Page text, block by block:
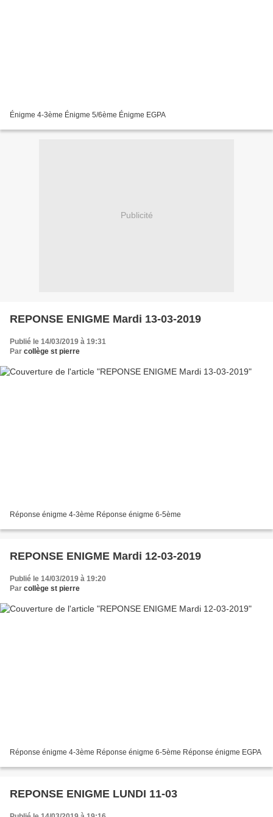
Énigme 4-3ème Énigme 5/6ème Énigme EGPA
Publicité
REPONSE ENIGME Mardi 13-03-2019
Publié le 14/03/2019 à 19:31
Par collège st pierre
Réponse énigme 4-3ème Réponse énigme 6-5ème
REPONSE ENIGME Mardi 12-03-2019
Publié le 14/03/2019 à 19:20
Par collège st pierre
Réponse énigme 4-3ème Réponse énigme 6-5ème Réponse énigme EGPA
REPONSE ENIGME LUNDI 11-03